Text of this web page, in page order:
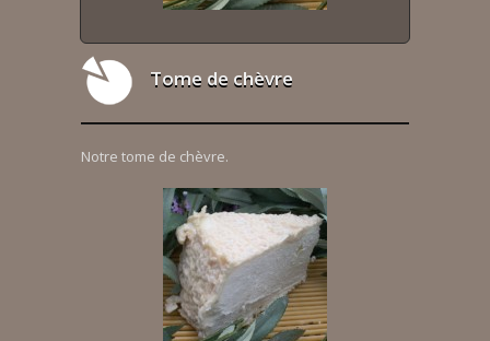
Tome de chèvre
Notre tome de chèvre.